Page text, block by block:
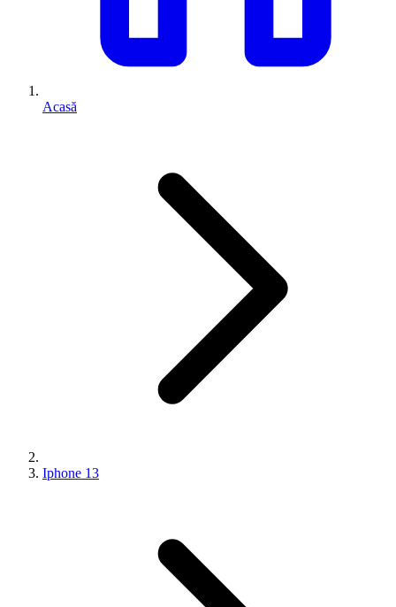
Acasă
Iphone 13